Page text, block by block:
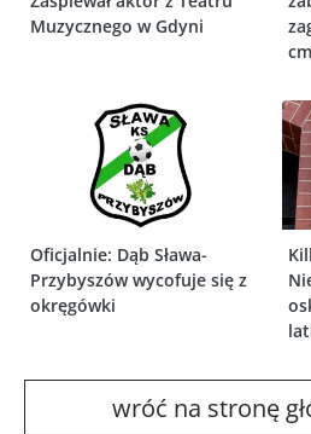
Muzycznego w Gdyni
Oficjalnie: Dąb Sława-
Przybyszów wycofuje się z
okręgówki
wróć na stronę